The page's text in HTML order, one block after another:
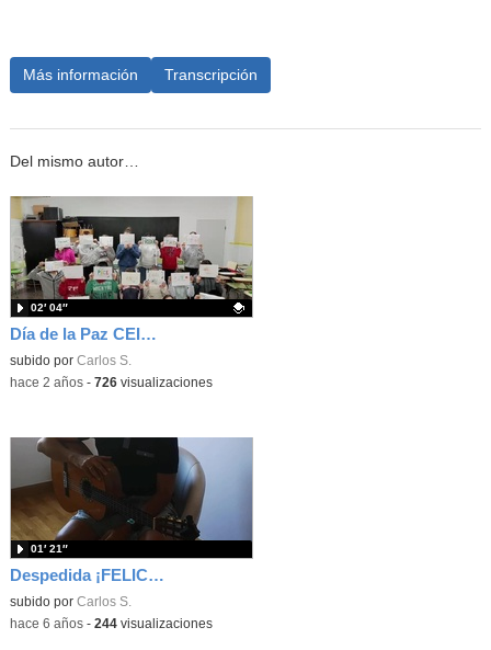
Más información Transcripción
Del mismo autor…
Día de la Paz CEIP CLAUDIO VÁZQUEZ
Contenido educativo.
subido por Carlos S.
02′ 04″
-hace 2 años- 726visualizaciones
Despedida ¡FELICES VACACIONES!
subido por Carlos S.
01′ 21″
-hace 6 años- 244visualizaciones